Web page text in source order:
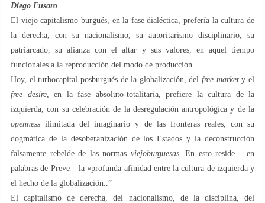
Diego Fusaro
El viejo capitalismo burgués, en la fase dialéctica, prefería la cultura de
la derecha, con su nacionalismo, su autoritarismo disciplinario, su
patriarcado, su alianza con el altar y sus valores, en aquel tiempo
funcionales a la reproducción del modo de producción.
Hoy, el turbocapital posburgués de la globalización, delfree markety el
free desire, en la fase absoluto-totalitaria, prefiere la cultura de la
izquierda, con su celebración de la desregulación antropológica y de la
openness ilimitada del imaginario y de las fronteras reales, con su
dogmática de la desoberanización de los Estados y la deconstrucción
falsamente rebelde de las normas viejoburguesas. En esto reside – en
palabras de Preve – la «profunda afinidad entre la cultura de izquierda y
el hecho de la globalización..”
El capitalismo de derecha, del nacionalismo, de la disciplina, del